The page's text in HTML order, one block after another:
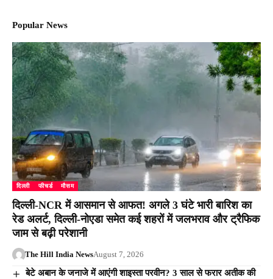
Popular News
दिल्ली फीचर्ड मौसम
दिल्ली-NCR में आसमान से आफत! अगले 3 घंटे भारी बारिश का
रेड अलर्ट, दिल्ली-नोएडा समेत कई शहरों में जलभराव और ट्रैफिक
जाम से बढ़ी परेशानी
The Hill India NewsAugust 7, 2026
बेटे अबान के जनाजे में आएंगी शाइस्ता परवीन? 3 साल से फरार अतीक की